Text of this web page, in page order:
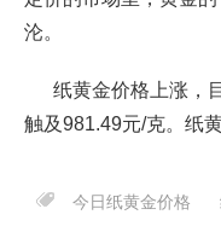
沦。
纸黄金价格上涨，
触及981.49元/克。纸
今日纸黄金价格